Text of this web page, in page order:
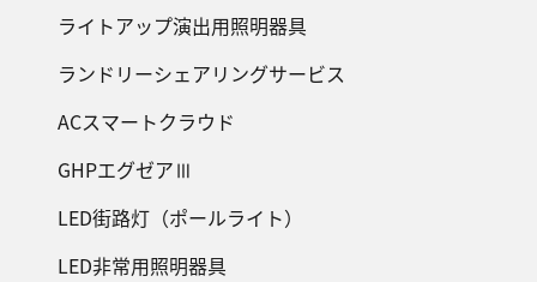
ライトアップ演出用照明器具
ランドリーシェアリングサービス
ACスマートクラウド
GHPエグゼアⅢ
LED街路灯（ポールライト）
LED非常用照明器具